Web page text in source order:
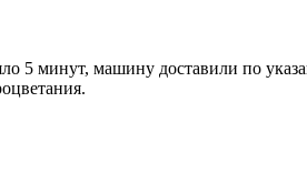
5 минут, машину доставили по